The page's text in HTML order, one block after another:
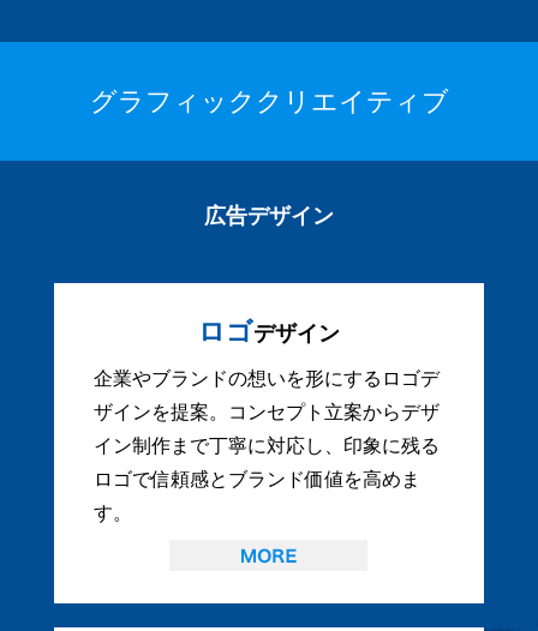
グラフィッククリエイティブ
広告デザイン
ロゴデザイン
企業やブランドの想いを形にするロゴデ
ザインを提案。コンセプト立案からデザ
イン制作まで丁寧に対応し、印象に残る
ロゴで信頼感とブランド価値を高めま
す。